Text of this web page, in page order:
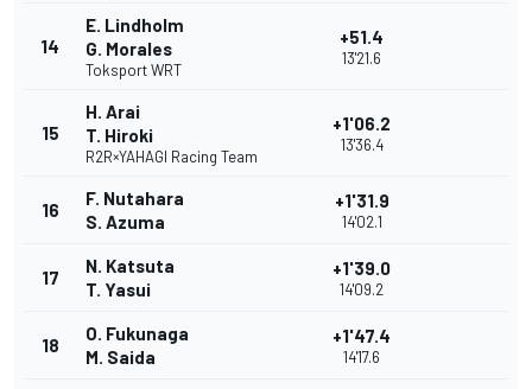
14
E. Lindholm
G. Morales
Toksport WRT
+51.4
13'21.6
15
H. Arai
T. Hiroki
R2R×YAHAGI Racing Team
+1'06.2
13'36.4
16
F. Nutahara
S. Azuma
+1'31.9
14'02.1
17
N. Katsuta
T. Yasui
+1'39.0
14'09.2
18
O. Fukunaga
M. Saida
+1'47.4
14'17.6